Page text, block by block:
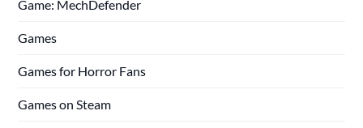
Game: MechDefender
Games
Games for Horror Fans
Games on Steam